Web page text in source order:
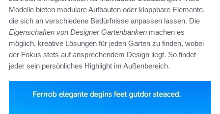
Modelle bieten modulare Aufbauten oder klappbare Elemente,
die sich an verschiedene Bedürfnisse anpassen lassen. Die
Eigenschaften von Designer Gartenbänken machen es
möglich, kreative Lösungen für jeden Garten zu finden, wobei
der Fokus stets auf ansprechendem Design liegt. So findet
jeder sein persönliches Highlight im Außenbereich.